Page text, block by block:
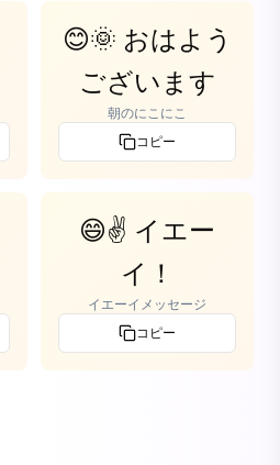
😊🌞 おはよう
ございます
朝のにこにこ
コピー
😄✌️ イエー
イ！
イエーイメッセージ
コピー